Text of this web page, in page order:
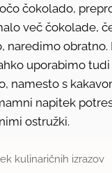
čokolado,
več čokolade,
naredimo obratno.
uporabimo
namesto s
napitek
ostružki.
kulinaričnih izrazov